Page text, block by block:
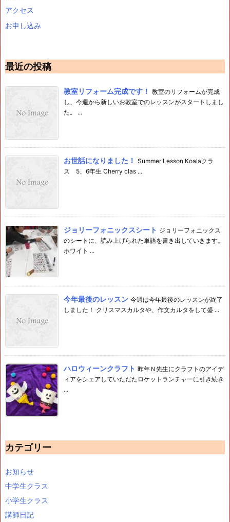
アクセス
お申し込み
最近の投稿
教室リフォーム完成です！ 教室のリフォームが完成
し、今週から新しいお教室でのレッスンがスタートしまし
た。 ...
お世話になりました！ Summer Lesson Koalaクラ
ス 5、6年生 Cherry clas ...
ジョリーフォニックスシート ジョリーフォニックス
のシートに、読み上げられた単語を書き出していきます。
ホワイト ...
今年最後のレッスン 今週は今年最後のレッスンが終了
しました！ クリスマスカルタや、作文カルタをして盛 ...
ハロウィーンクラフト 昨年Ｎ先生にクラフトのアイデ
ィアをシェアしていただたロケットランチャーに引き続き
...
カテゴリー
お知らせ
中学生クラス
小学生クラス
講師日記